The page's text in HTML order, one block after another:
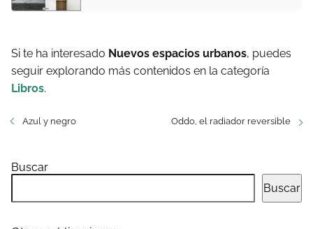
Si te ha interesado Nuevos espacios urbanos, puedes
seguir explorando más contenidos en la categoría
Libros.
Azul y negro Oddo, el radiador reversible
Buscar
Buscar